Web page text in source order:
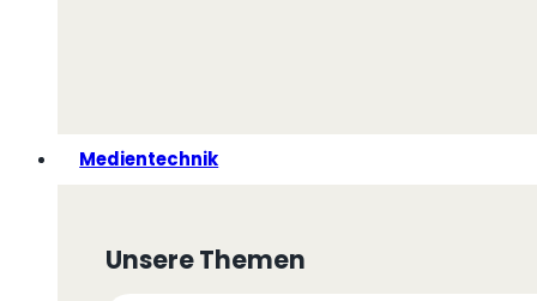
Medientechnik
Unsere Themen